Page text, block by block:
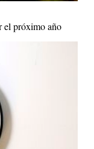
el próximo año